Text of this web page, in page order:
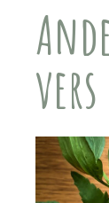
vers